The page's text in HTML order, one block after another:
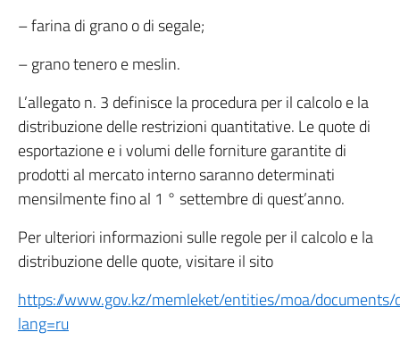
– farina di grano o di segale;
– grano tenero e meslin.
L’allegato n. 3 definisce la procedura per il calcolo e la
distribuzione delle restrizioni quantitative. Le quote di
esportazione e i volumi delle forniture garantite di
prodotti al mercato interno saranno determinati
mensilmente fino al 1 ° settembre di quest’anno.
Per ulteriori informazioni sulle regole per il calcolo e la
distribuzione delle quote, visitare il sito
https://www.gov.kz/memleket/entities/moa/
lang=ru